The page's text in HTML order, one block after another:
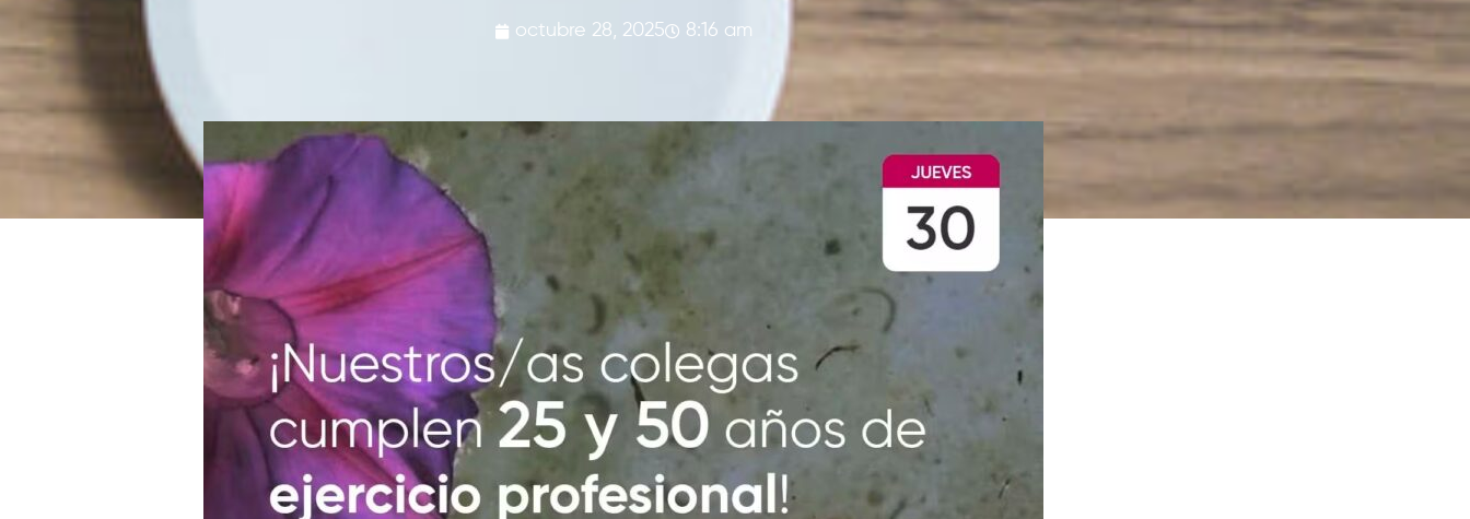
octubre 28, 2025 8:16 am